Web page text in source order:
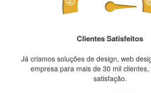
Clientes Satisfeitos
Já criamos soluções de design, web
empresa para mais de 30 mil
satisfação.